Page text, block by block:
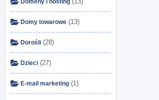
Domeny i hosting
Domy towarowe (13)
Dorośli (28)
Dzieci (27)
E-mail marketing (1)